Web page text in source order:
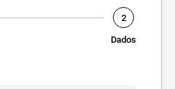
2
Dados